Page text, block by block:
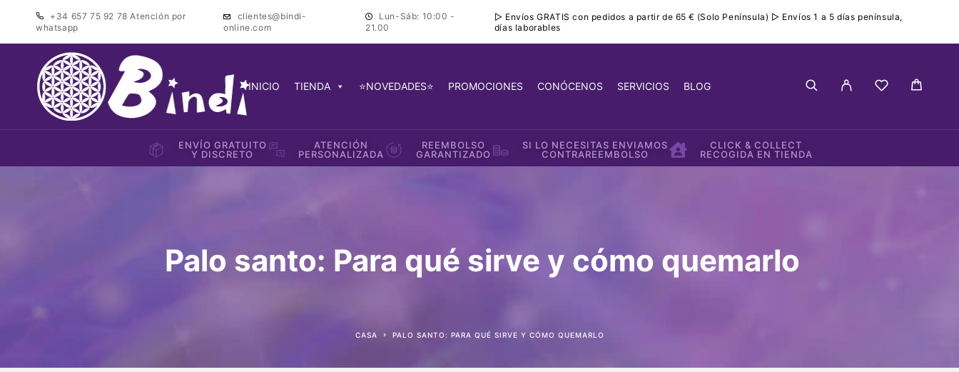
+34 657 75 92 78Atención por
whatsapp
clientes@bindi-
online.com
Lun-Sáb: 10:00 -
21.00
▷ Envíos GRATIS con pedidos a partir de 65 € (Solo Península) ▷ Envíos 1 a 5 días península,
días laborables
INICIO TIENDA ⭐NOVEDADES⭐ PROMOCIONES CONÓCENOS SERVICIOS BLOG
ENVÍO GRATUITO
Y DISCRETO
ATENCIÓN
PERSONALIZADA
REEMBOLSO
GARANTIZADO
SI LO NECESITAS ENVIAMOS
CONTRAREEMBOLSO
CLICK & COLLECT
RECOGIDA EN TIENDA
Palo santo: Para qué sirve y cómo quemarlo
CASA PALO SANTO: PARA QUÉ SIRVE Y CÓMO QUEMARLO